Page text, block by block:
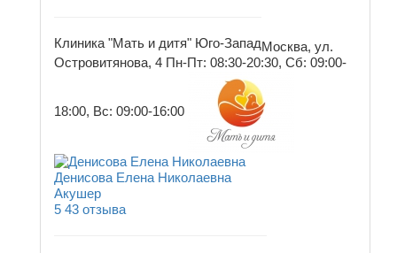
Клиника "Мать и дитя" Юго-ЗападМосква, ул.
Островитянова, 4 Пн-Пт: 08:30-20:30, Сб: 09:00-
18:00, Вс: 09:00-16:00
Денисова Елена Николаевна
Акушер
5 43 отзыва